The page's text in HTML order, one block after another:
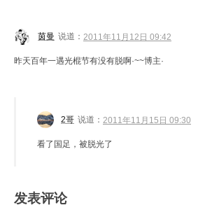
茵曼 说道： 2011年11月12日 09:42
昨天百年一遇光棍节有没有脱啊·~~博主·
2哥 说道： 2011年11月15日 09:30
看了国足，被脱光了
发表评论